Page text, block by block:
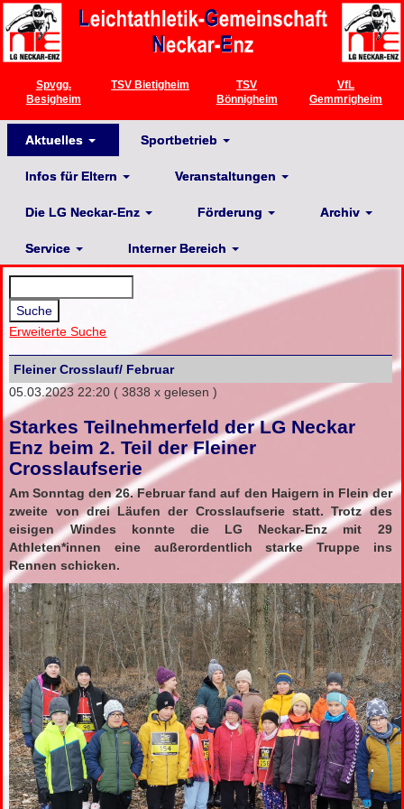
Spvgg.
Besigheim
TSV Bietigheim
TSV
Bönnigheim
VfL
Gemmrigheim
Aktuelles Sportbetrieb
Infos für Eltern Veranstaltungen
Die LG Neckar-Enz Förderung Archiv
Service Interner Bereich
Erweiterte Suche
Fleiner Crosslauf/ Februar
05.03.2023 22:20 ( 3838 x gelesen )
Starkes Teilnehmerfeld der LG Neckar
Enz beim 2. Teil der Fleiner
Crosslaufserie
Am Sonntag den 26. Februar fand auf den Haigern in Flein der
zweite von drei Läufen der Crosslaufserie statt. Trotz des
eisigen Windes konnte die LG Neckar-Enz mit 29
Athleten*innen eine außerordentlich starke Truppe ins
Rennen schicken.